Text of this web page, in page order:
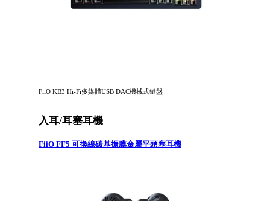
FiiO KB3 Hi-Fi多媒體USB DAC機械式鍵盤
入耳/耳塞耳機
FiiO FF5 可換線碳基振膜金屬平頭塞耳機